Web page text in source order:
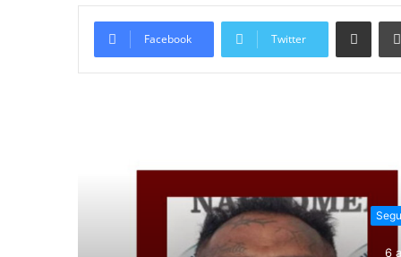
Facebook Twitter
Compartir vía email
6